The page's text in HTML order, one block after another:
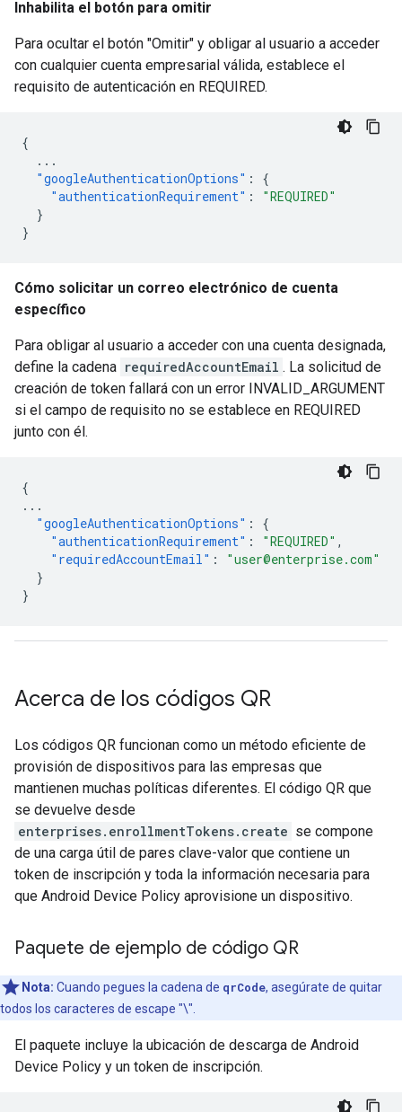
Inhabilita el botón para omitir
Para ocultar el botón "Omitir" y obligar al usuario a acceder
con cualquier cuenta empresarial válida, establece el
requisito de autenticación en REQUIRED.
{
...
"googleAuthenticationOptions" :
{
"authenticationRequirement" :
"REQUIRED"
}
}
Cómo solicitar un correo electrónico de cuenta
específico
Para obligar al usuario a acceder con una cuenta designada,
define la cadena requiredAccountEmail . La solicitud de
creación de token fallará con un error INVALID_ARGUMENT
si el campo de requisito no se establece en REQUIRED
junto con él.
{
...
"googleAuthenticationOptions" :
{
"authenticationRequirement" : "REQUIRED" ,
"requiredAccountEmail" :
"user@enterprise.com"
}
}
Acerca de los códigos QR
Los códigos QR funcionan como un método eficiente de
provisión de dispositivos para las empresas que
mantienen muchas políticas diferentes. El código QR que
se devuelve desde
enterprises.enrollmentTokens.create se compone
de una carga útil de pares clave-valor que contiene un
token de inscripción y toda la información necesaria para
que Android Device Policy aprovisione un dispositivo.
Paquete de ejemplo de código QR
Nota: Cuando pegues la cadena de qrCode, asegúrate de quitar
todos los caracteres de escape "\".
El paquete incluye la ubicación de descarga de Android
Device Policy y un token de inscripción.